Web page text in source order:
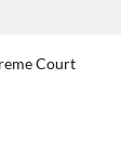
Court